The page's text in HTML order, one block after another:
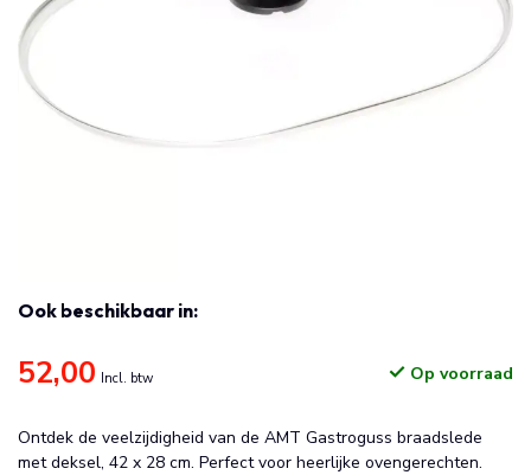
Ook beschikbaar in:
52,00 Incl. btw Op voorraad
Ontdek de veelzijdigheid van de AMT Gastroguss braadslede
met deksel, 42 x 28 cm. Perfect voor heerlijke ovengerechten.